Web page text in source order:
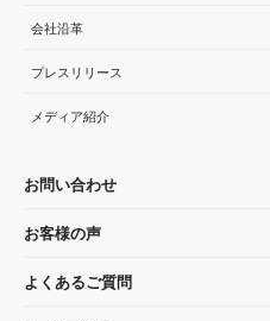
会社沿革
プレスリリース
メディア紹介
お問い合わせ
お客様の声
よくあるご質問